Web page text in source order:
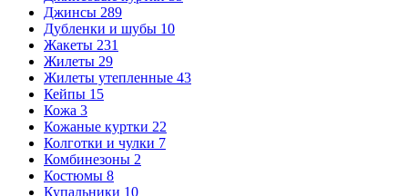
Джинсы 289
Дубленки и шубы 10
Жакеты 231
Жилеты 29
Жилеты утепленные 43
Кейпы 15
Кожа 3
Кожаные куртки 22
Колготки и чулки 7
Комбинезоны 2
Костюмы 8
Купальники 10